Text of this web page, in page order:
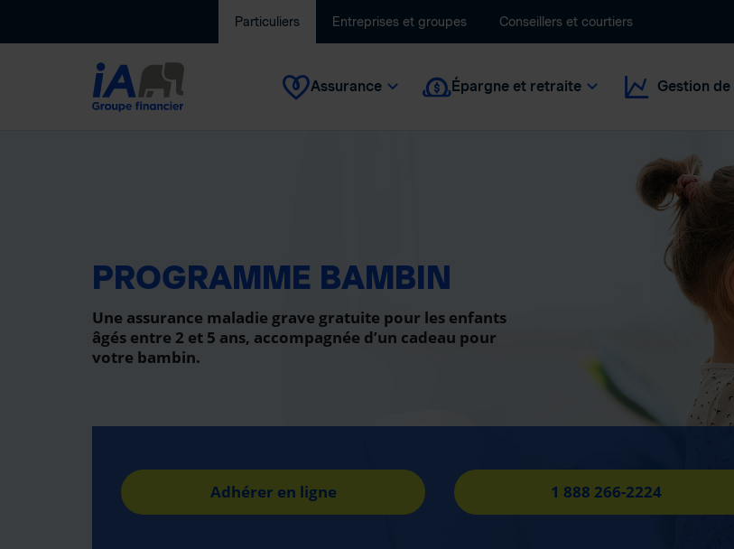
Particuliers Entreprises et groupes Conseillers et courtiers
Assurance Épargne et retraite Gestion
PROGRAMME BAMBIN
Une assurance maladie grave gratuite pour les enfants
âgés entre 2 et 5 ans, accompagnée d’un cadeau pour
votre bambin.
Adhérer en ligne 1 888 266-2224